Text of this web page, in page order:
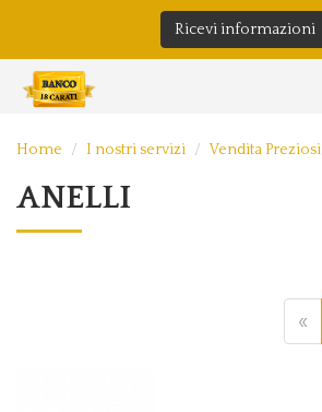
Ricevi informazioni
Home I nostri servizi Vendita Preziosi
ANELLI
«